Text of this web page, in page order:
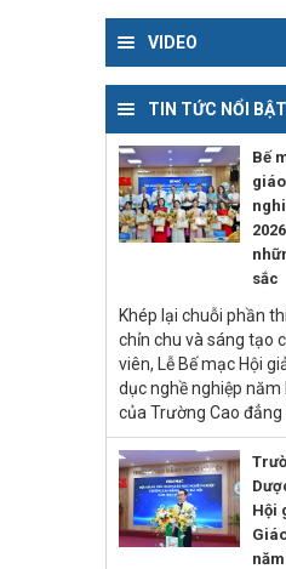
VIDEO
TIN TỨC NỔI BẬT
Bế
sắc
Khép lại chuỗi phần
chỉn chu và sáng tạo
viên, Lễ Bế mạc Hội
dục nghề nghiệp năm
của Trường Cao đẳng
Hội